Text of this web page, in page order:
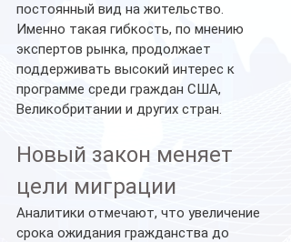
постоянный вид на жительство.
Именно такая гибкость, по мнению
экспертов рынка, продолжает
поддерживать высокий интерес к
программе среди граждан США,
Великобритании и других стран.
Новый закон меняет
цели миграции
Аналитики отмечают, что увеличение
срока ожидания гражданства до